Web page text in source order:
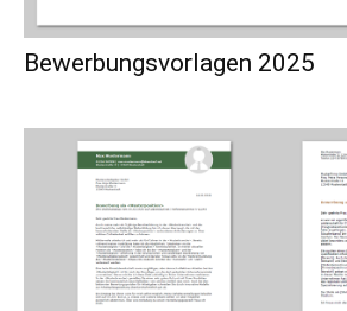
Bewerbungsvorlagen 2025